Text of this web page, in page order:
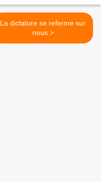
La dictature se referme sur
nous >